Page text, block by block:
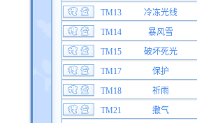
TM13
冷冻光线
TM14
暴风雪
TM15
破坏死光
TM17
保护
TM18
祈雨
TM21
撒气